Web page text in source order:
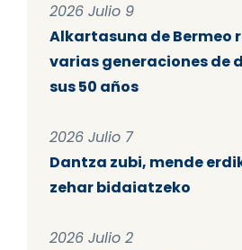
2026 Julio 9
Alkartasuna de Bermeo
varias generaciones de
sus 50 años
2026 Julio 7
Dantza zubi, mende
zehar bidaiatzeko
2026 Julio 2